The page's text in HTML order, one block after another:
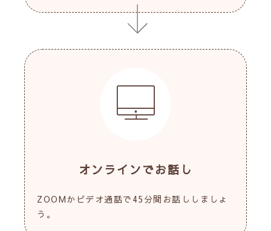
オンラインでお話し
ZOOMかビデオ通話で45分間お話ししましょ
う。